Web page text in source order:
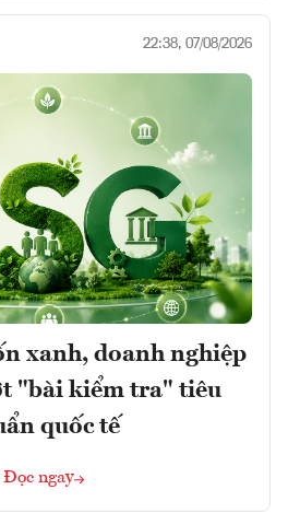
22:38, 07/08/2026
xanh, doanh nghiệp
"bài kiểm tra" tiêu
quốc tế
Đọc ngay